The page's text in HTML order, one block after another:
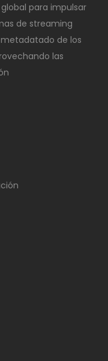
para impulsar
de streaming
de los
las